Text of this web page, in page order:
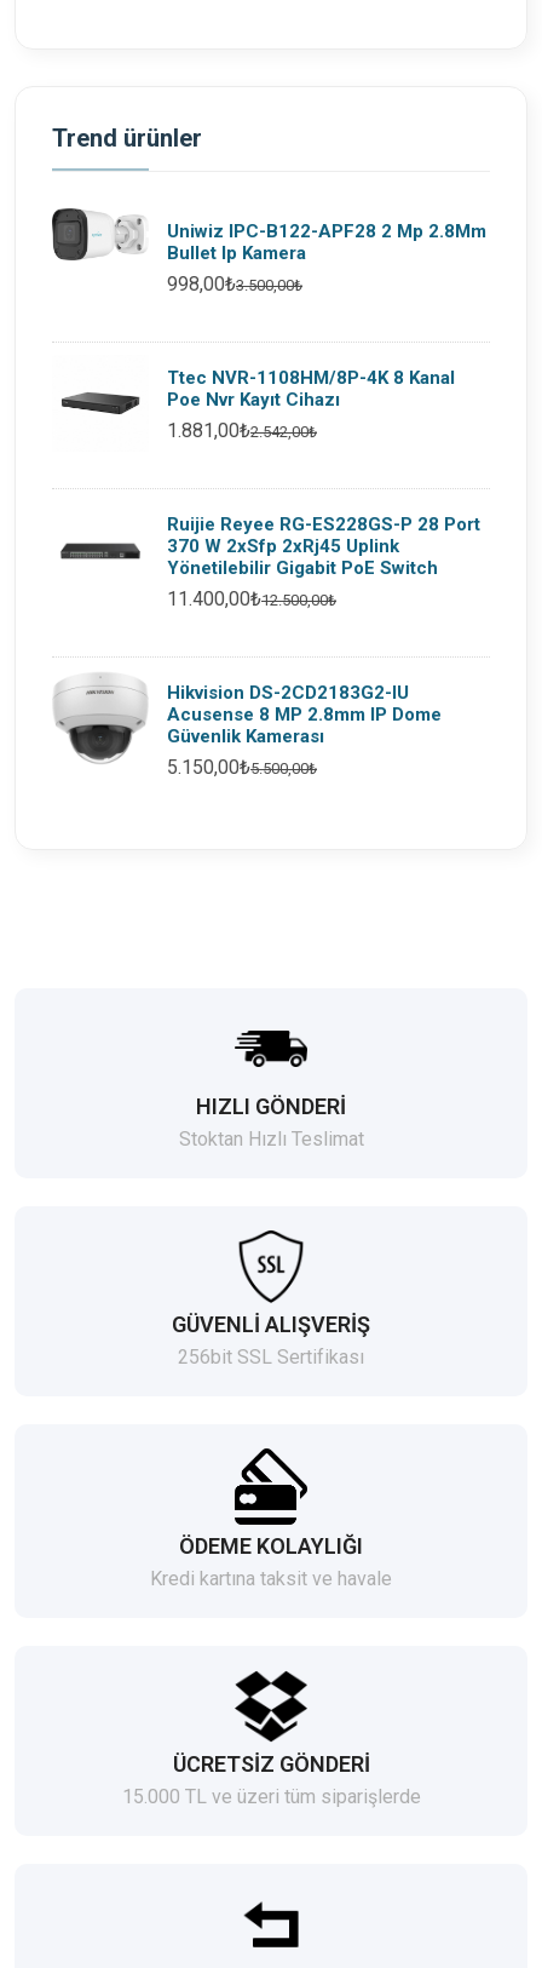
Trend ürünler
Uniwiz IPC-B122-APF28 2 Mp 2.8Mm
Bullet Ip Kamera
998,00₺3.500,00₺
Ttec NVR-1108HM/8P-4K 8 Kanal
Poe Nvr Kayıt Cihazı
1.881,00₺2.542,00₺
Ruijie Reyee RG-ES228GS-P 28 Port
370 W 2xSfp 2xRj45 Uplink
Yönetilebilir Gigabit PoE Switch
11.400,00₺12.500,00₺
Hikvision DS-2CD2183G2-IU
Acusense 8 MP 2.8mm IP Dome
Güvenlik Kamerası
5.150,00₺5.500,00₺
HIZLI GÖNDERİ
Stoktan Hızlı Teslimat
GÜVENLİ ALIŞVERİŞ
256bit SSL Sertifikası
ÖDEME KOLAYLIĞI
Kredi kartına taksit ve havale
ÜCRETSİZ GÖNDERİ
15.000 TL ve üzeri tüm siparişlerde